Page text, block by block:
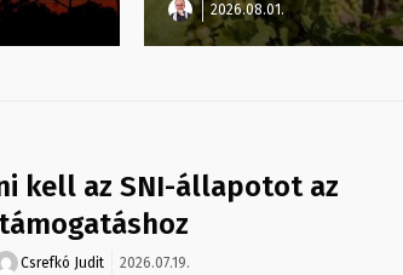
2026.08.01.
kell az SNI-állapotot az
Csrefkó Judit 2026.07.19.